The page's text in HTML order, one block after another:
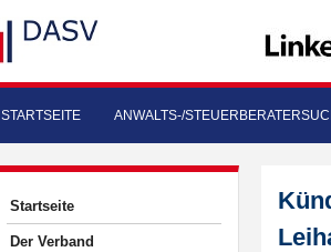
STARTSEITE ANWALTS-/
Startseite
Der Verband